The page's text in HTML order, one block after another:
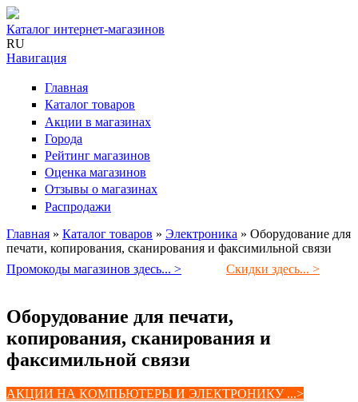
Каталог интернет-магазинов
RU
Навигация
Главная
Каталог товаров
Акции в магазинах
Города
Рейтинг магазинов
Оценка магазинов
Отзывы о магазинах
Распродажи
Вы здесь
Главная » Каталог товаров » Электроника » Оборудование для
печати, копирования, сканирования и факсимильной связи
Промокоды магазинов здесь... >
Скидки здесь... >
Оборудование для печати,
копирования, сканирования и
факсимильной связи
АКЦИИ НА КОМПЬЮТЕРЫ И ЭЛЕКТРОНИКУ ...>